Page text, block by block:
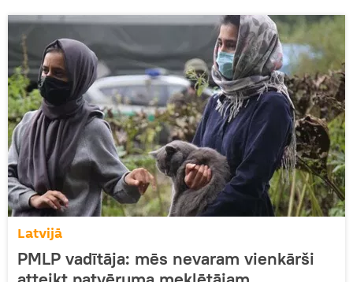
Latvijā
PMLP vadītāja: mēs nevaram vienkārši